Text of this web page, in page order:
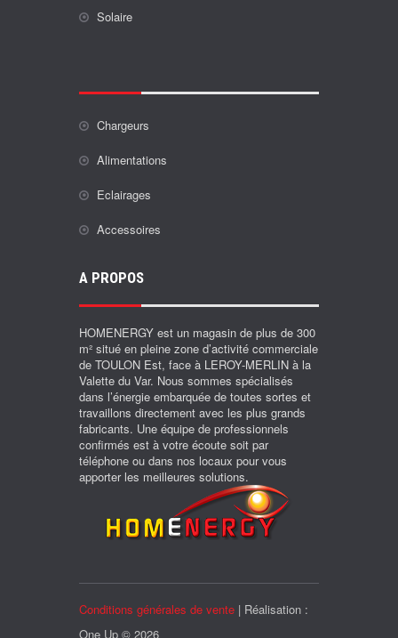
Solaire
Chargeurs
Alimentations
Eclairages
Accessoires
A PROPOS
HOMENERGY est un magasin de plus de 300
m² situé en pleine zone d’activité commerciale
de TOULON Est, face à LEROY-MERLIN à la
Valette du Var. Nous sommes spécialisés
dans l’énergie embarquée de toutes sortes et
travaillons directement avec les plus grands
fabricants. Une équipe de professionnels
confirmés est à votre écoute soit par
téléphone ou dans nos locaux pour vous
apporter les meilleures solutions.
Conditions générales de vente | Réalisation :
One Up © 2026